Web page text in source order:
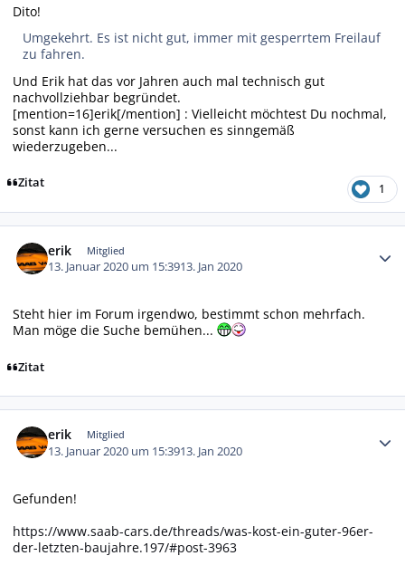
Dito!
Umgekehrt. Es ist nicht gut, immer mit gesperrtem Freilauf
zu fahren.
Und Erik hat das vor Jahren auch mal technisch gut
nachvollziehbar begründet.
[mention=16]erik[/mention] : Vielleicht möchtest Du nochmal,
sonst kann ich gerne versuchen es sinngemäß
wiederzugeben...
Zitat 1
erik Mitglied
13. Januar 2020 um 15:3913. Jan 2020
Steht hier im Forum irgendwo, bestimmt schon mehrfach.
Man möge die Suche bemühen...
Zitat
erik Mitglied
13. Januar 2020 um 15:3913. Jan 2020
Gefunden!
https://www.saab-cars.de/threads/was-kost-ein-guter-96er-
der-letzten-baujahre.197/#post-3963